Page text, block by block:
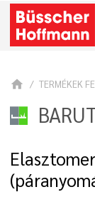
home TERMÉKEK